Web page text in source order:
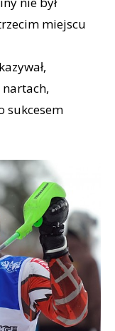
miejscu
sukcesem